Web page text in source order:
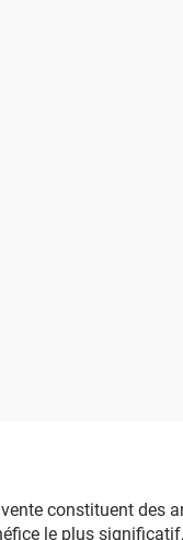
constituent
le plus